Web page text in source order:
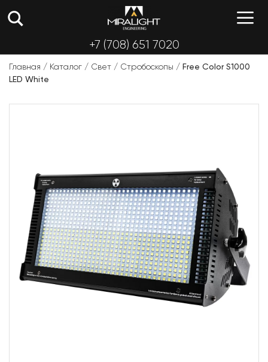
+7 (708) 651 7020
Главная / Каталог / Свет / Стробоскопы / Free Color S1000
LED White